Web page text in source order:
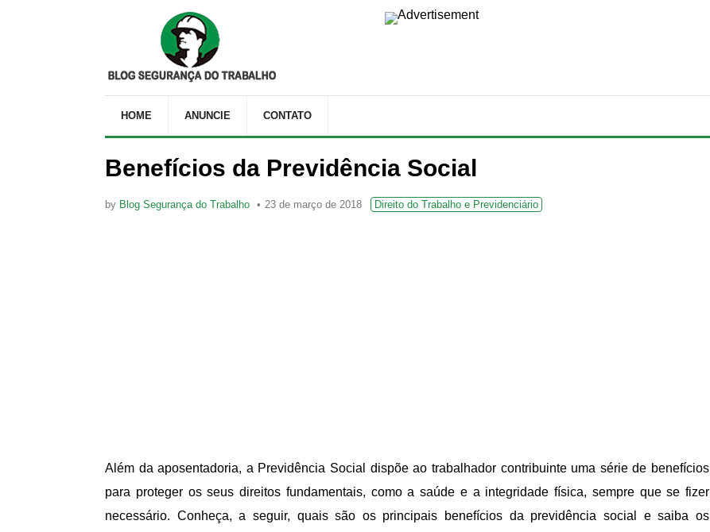
HOME ANUNCIE CONTATO
Benefícios da Previdência Social
by Blog Segurança do Trabalho 23 de março de 2018 Direito do Trabalho e Previdenciário
Além da aposentadoria, a Previdência Social dispõe ao trabalhador contribuinte uma série de benefícios
para proteger os seus direitos fundamentais, como a saúde e a integridade física, sempre que se fizer
necessário. Conheça, a seguir, quais são os principais benefícios da previdência social e saiba os